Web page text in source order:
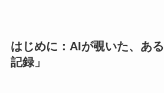
はじめに：AIが覗いた、あ
記録」